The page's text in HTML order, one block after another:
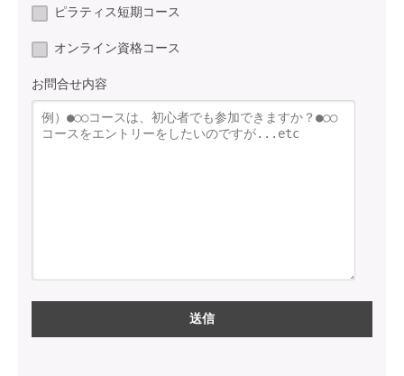
ピラティス短期コース
オンライン資格コース
お問合せ内容